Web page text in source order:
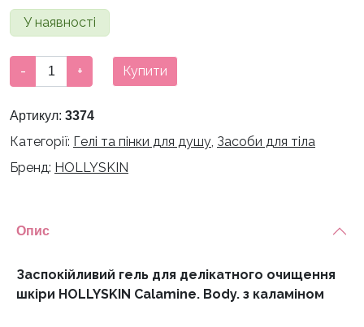
У наявності
Заспокійливий
гель
делікатного
очищення
шкіри
кількість
- + Купити
Артикул: 3374
Категорії: Гелі та пінки для душу, Засоби для тіла
Бренд: HOLLYSKIN
Опис
Заспокійливий гель для делікатного очищення
шкіри HOLLYSKIN Calamine. Body. з каламіном